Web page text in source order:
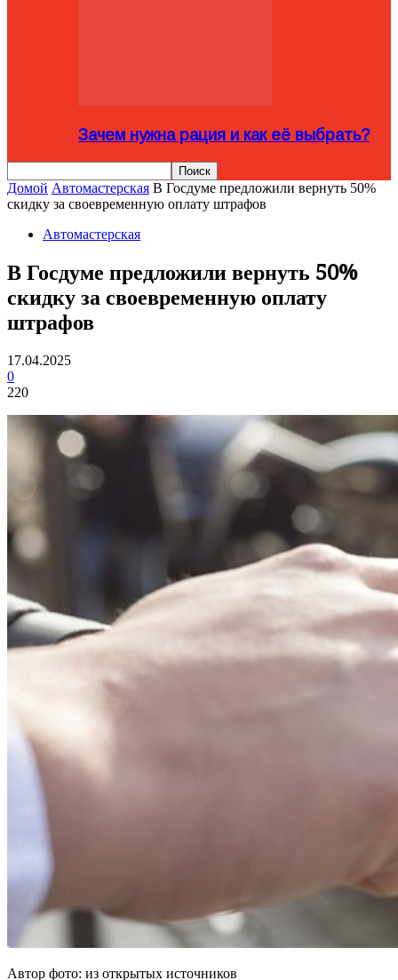
Зачем нужна рация и как её выбрать?
Домой Автомастерская В Госдуме предложили вернуть 50%
скидку за своевременную оплату штрафов
Автомастерская
В Госдуме предложили вернуть 50%
скидку за своевременную оплату
штрафов
17.04.2025
0
220
Автор фото: из открытых источников